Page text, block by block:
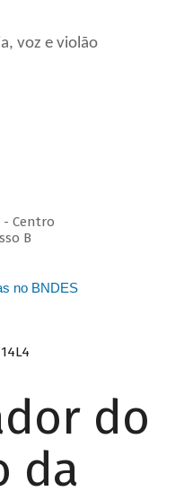
voz e violão
- Centro
B
no BNDES
do
da